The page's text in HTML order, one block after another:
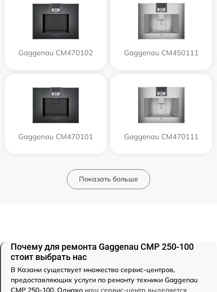
Gaggenau CM470102 Gaggenau CM450111
Gaggenau CM470101 Gaggenau CM470111
Показать больше
Почему для ремонта Gaggenau CMP 250-100
стоит выбрать нас
В Казани существует множество сервис-центров,
предоставляющих услуги по ремонту техники Gaggenau
CMP 250-100. Однако наш сервис-центр выделяется